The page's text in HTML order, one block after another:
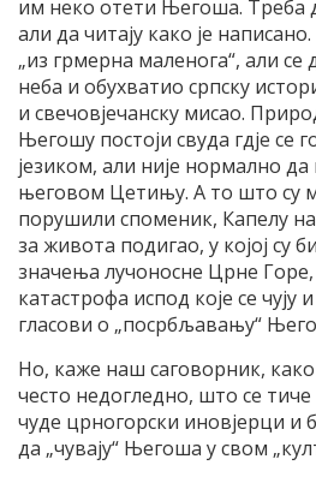
им неко отети Његоша. Треба
али да читају како је
„из грмерна маленога“, али
неба и обухватио српску
и свечовјечанску мисао.
Његошу постоји свуда гдје се
језиком, али није нормално да
његовом Цетињу. А то што су
порушили споменик, Капелу на
за живота подигао, у којој су
значења лучоносне Црне Горе,
катастрофа испод које се
гласови о „посрбљавању“
Но, каже наш саговорник, како
често недогледно, што се
чуде црногорски иновјерци и
да „чувају“ Његоша у свом